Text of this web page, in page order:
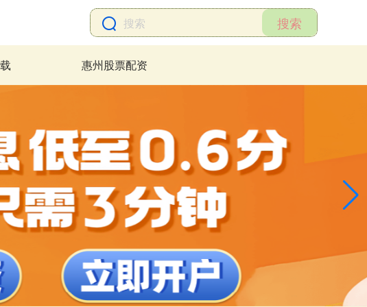
搜索
惠州股票配资